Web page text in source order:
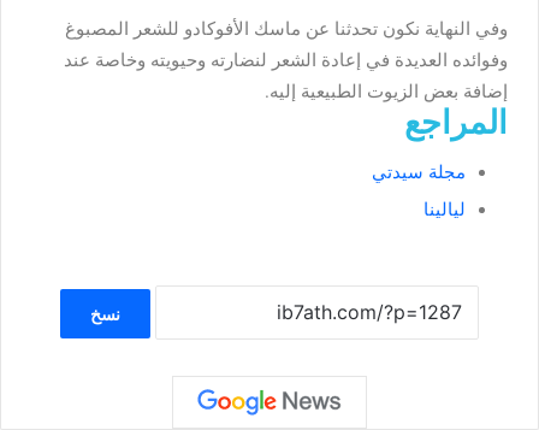
وفي النهاية نكون تحدثنا عن ماسك الأفوكادو للشعر
المصبوغ
وفوائده
العديدة في إعادة الشعر لنضارته وحيويته وخاصة عند
إضافة بعض الزيوت الطبيعية إليه.
المراجع
مجلة سيدتي
ليالينا
نسخ